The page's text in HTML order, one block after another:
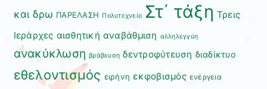
και δρω ΠΑΡΕΛΑΣΗ Πολυτεχνείο Στ΄ τάξη Τρεις
Ιεράρχες αισθητική αναβάθμιση αλληλεγγύη
ανακύκλωση βράβευση δεντροφύτευση διαδίκτυο
εθελοντισμός ειρήνη εκφοβισμός ενέργεια